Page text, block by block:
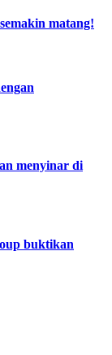
matang!
menyinar di
buktikan